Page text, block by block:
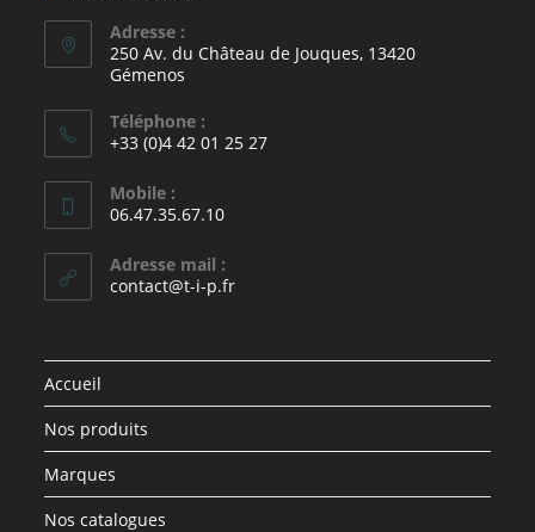
Adresse :
250 Av. du Château de Jouques, 13420
Gémenos
Téléphone :
+33 (0)4 42 01 25 27
Mobile :
06.47.35.67.10
Adresse mail :
contact@t-i-p.fr
Accueil
Nos produits
Marques
Nos catalogues